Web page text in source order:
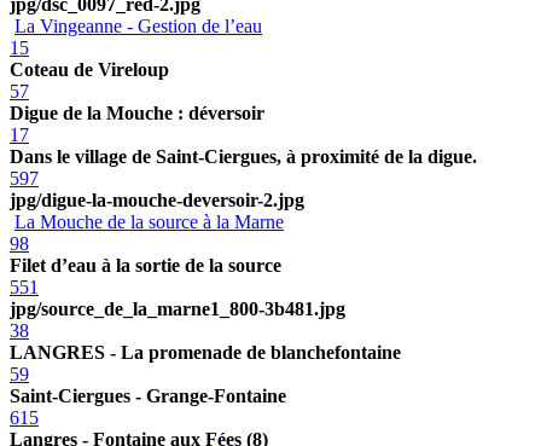
La Vingeanne - Gestion de l’eau
15
Coteau de Vireloup
57
Digue de la Mouche : déversoir
17
Dans le village de Saint-Ciergues, à proximité de la digue.
597
jpg/digue-la-mouche-deversoir-2.jpg
La Mouche de la source à la Marne
98
Filet d’eau à la sortie de la source
551
jpg/source_de_la_marne1_800-3b481.jpg
38
LANGRES - La promenade de blanchefontaine
59
Saint-Ciergues - Grange-Fontaine
615
Langres - Fontaine aux Fées (8)